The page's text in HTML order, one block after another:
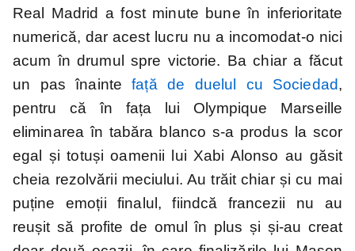
Portugal
League
Süper Lig MLS Championship
Saudi Pro
League
2.Bundesliga
Segunda
División
Serie B
Cupe Europene
Real Madrid a fost minute bune în inferioritate
numerică, dar acest lucru nu a incomodat-o nici
acum în drumul spre victorie. Ba chiar a făcut
un pas înaintefață de duelul cu Sociedad,
pentru că în fața lui Olympique Marseille
eliminarea în tabăra blanco s-a produs la scor
egal și totuși oamenii lui Xabi Alonso au găsit
cheia rezolvării meciului. Au trăit chiar și cu mai
puține emoții finalul, fiindcă francezii nu au
reușit să profite de omul în plus și și-au creat